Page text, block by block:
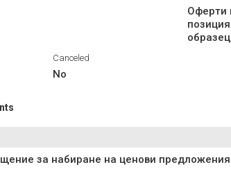
Оферти
Canceled
No
за набиране на ценови